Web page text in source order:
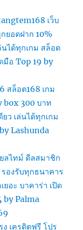
เว็บ
ยอดฝาก 10%
ได้ทุกเกม สล็อต
มือ Top 19 by
สล็อต168 เกม
box 300 บาท
ยว เล่นได้ทุกเกม
Lashunda
ลไทม์ ดีลสมาชิก
องรับทุกธนาคาร
ยอะ บาคาร่า เปิด
by Palma
เครดิตฟรี โปร